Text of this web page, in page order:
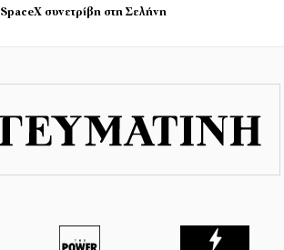
συνετρίβη στη Σελήνη